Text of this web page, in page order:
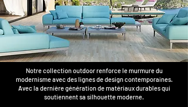
Notre collection outdoor renforce le murmure du
modernisme avec des lignes de design contemporaines.
Avec la dernière génération de matériaux durables qui
soutiennent sa silhouette moderne.​